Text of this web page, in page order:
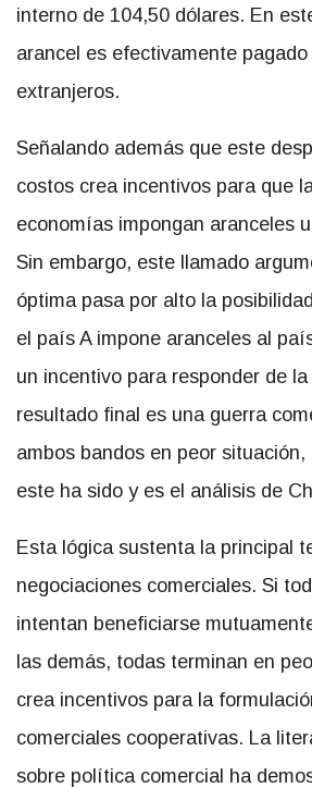
interno de 104,50 dólares. En
arancel es efectivamente
extranjeros.
Señalando además que este
costos crea incentivos para que
economías impongan aranceles
Sin embargo, este llamado
óptima pasa por alto la
el país A impone aranceles al
un incentivo para responder de
resultado final es una guerra
ambos bandos en peor
este ha sido y es el análisis de
Esta lógica sustenta la principal
negociaciones comerciales. Si
intentan beneficiarse
las demás, todas terminan en
crea incentivos para la
comerciales cooperativas. La
sobre política comercial ha